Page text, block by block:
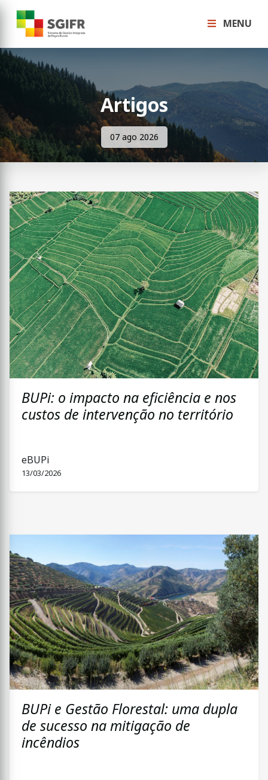
MENU
Artigos
07 ago 2026
BUPi: o impacto na eficiência e nos
custos de intervenção no território
eBUPi
13/03/2026
BUPi e Gestão Florestal: uma dupla
de sucesso na mitigação de
incêndios